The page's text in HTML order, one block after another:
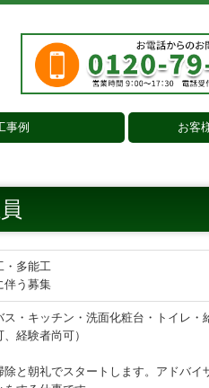
事例 お客
・多能工
伴う募集
ス・キッチン・洗面化粧台・トイレ・
、経験者尚可）
除と朝礼でスタートします。アドバ